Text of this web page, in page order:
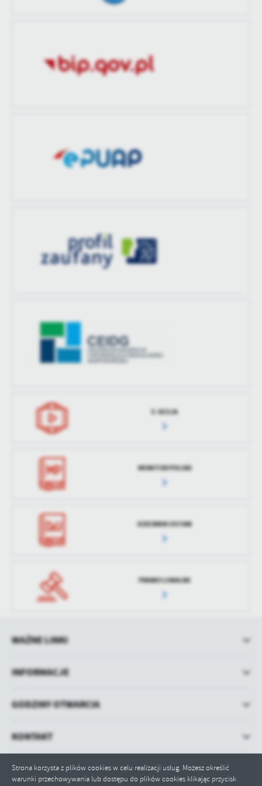
Strona korzysta z plików cookies w celu realizacji usług. Możesz określić
warunki przechowywania lub dostępu do plików cookies klikając przycisk
treści w postaci wiadomości, ofert, komunikatów mediów
E-SESJA
MONITOR POLSKI
DZIENNIK USTAW
PRAWO LOKALNE
WAŻNE LINKI
INFORMACJE
GODZINY OTWARCIA
KONTAKT